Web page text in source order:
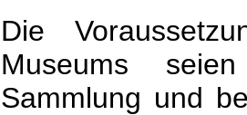
Die
Museums
Sammlung und